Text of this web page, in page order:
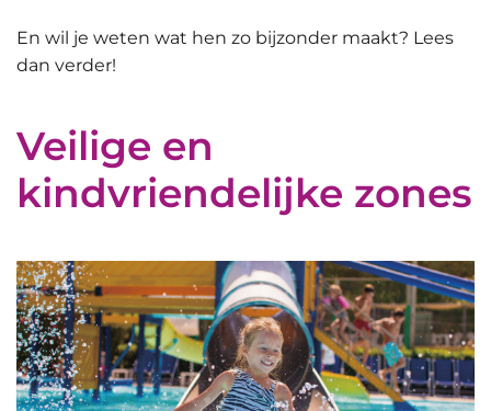
En wil je weten wat hen zo bijzonder maakt? Lees
dan verder!
Veilige en
kindvriendelijke zones